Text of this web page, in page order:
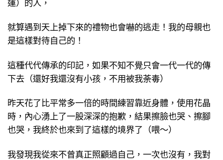
就算遇到天上掉下來的禮物也會嚇的逃走！我的母親也
是這樣對待自己的！
這種代代傳承的印記，如果不知不覺只會一代一代的傳
下去（還好我還沒有小孩，不用被我荼毒）
昨天花了比平常多一倍的時間練習靠近身體，使用花晶
時，內心湧上了一股深深的抱歉，結果擦臉也哭、擦腳
也哭，我終於也來到了這樣的境界了（喂～）
我發現我從來不曾真正照顧過自己，一次也沒有，我對